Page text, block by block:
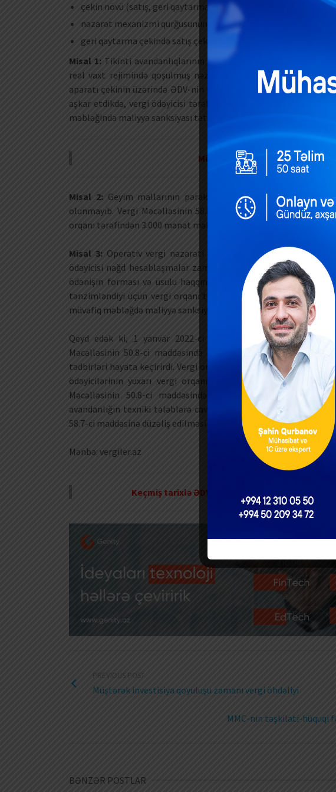
çekin növü (satış, geri qaytarma və ya ləğvetmə);
nəzarət mexanizmi qurğusunun qeydiyyat nömrəsi;
geri qaytarma çekində satış çeki üzrə fiskal əlamətlərdə təsvir
Misal 1: Tikinti avandanlıqlarının pərakəndə satışını həyata
real vaxt rejimində qoşulmuş nəzarət-kassa aparatı vasitəsilə
aparatı çekinin üzərində ƏDV-nin məbləği qeyd edilməyib. Vergi
aşkar etdikdə, vergi ödəyicisi tərəfindən təqvim ili ərzində belə
məbləğində maliyyə sanksiyası tətbiq ediləcək.
Müştərək investisiya qoyuluşu
Misal 2: Geyim mallarının pərakəndə satışını həyata
olunmayıb. Vergi Məcəlləsinin 58.8-ci maddəsi üzrə pozuntu
orqanı tərəfindən 3.000 manat məbləğində maliyyə sanksiyası
Misal 3:Operativ vergi nəzarəti tədbirləri zamanı məlum
ödəyicisi nağd hesablaşmalar zamanı kassa çekini təqdim
ödənişin forması və üsulu haqqında məlumat qeyd edilməyib.
tənzimləndiyi üçün vergi orqanı tərəfindən vergi ödəyicisinin
müvafiq məbləğdə maliyyə sanksiyası tətbiq ediləcək.
Qeyd edək ki, 1 yanvar 2022-ci ilədək də vergi orqanı
Məcəlləsinin 50.8-ci maddəsində göstərilən məlumatların əks
tədbirləri həyata keçirirdi. Vergi orqanı tərəfindən həmin
ödəyicilərinin yuxarı vergi orqanı və məhkəməyə şikayətləri
Məcəlləsinin 50.8-ci maddəsində göstərilən məlumatların
avandanlığın texniki tələblərə cavab verməməsi kimi
58.7-ci maddəsinə düzəliş edilməsi məqsədəuyğun sayılıb.
Mənbə: vergiler.az
Keçmiş tarixlə ƏDV qeydiyyatına alınmış vergi
PREVIOUS POST
Müştərək investisiya qoyuluşu zamanı vergi öhdəliyi
MMC-nin təşkilati-hüquqi
BƏNZƏR POSTLAR